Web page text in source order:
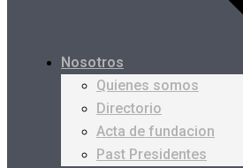
Nosotros
Quienes somos
Directorio
Acta de fundacion
Past Presidentes